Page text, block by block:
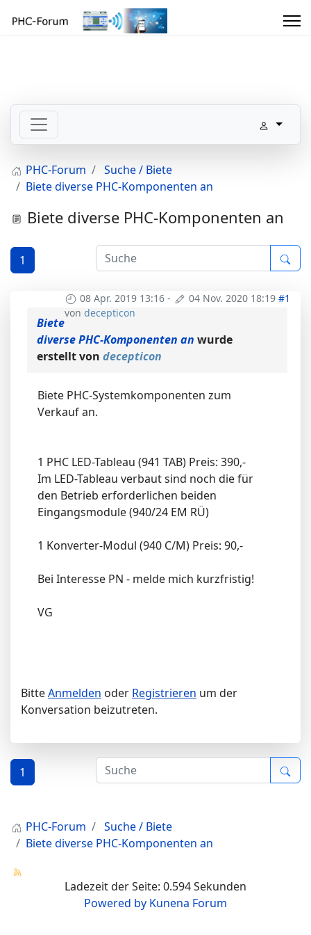
PHC-Forum
Suche / Biete
Biete diverse PHC-Komponenten an
Biete diverse PHC-Komponenten an
1
08 Apr. 2019 13:16 - 04 Nov. 2020 18:19 #1
von decepticon
Biete
diverse PHC-Komponenten an wurde
erstellt von decepticon
Biete PHC-Systemkomponenten zum
Verkauf an.
1 PHC LED-Tableau (941 TAB) Preis: 390,-
Im LED-Tableau verbaut sind noch die für
den Betrieb erforderlichen beiden
Eingangsmodule (940/24 EM RÜ)
1 Konverter-Modul (940 C/M) Preis: 90,-
Bei Interesse PN - melde mich kurzfristig!
VG
BitteAnmelden oder Registrieren um der
Konversation beizutreten.
1
PHC-Forum
Suche / Biete
Biete diverse PHC-Komponenten an
Ladezeit der Seite: 0.594 Sekunden
Powered by Kunena Forum